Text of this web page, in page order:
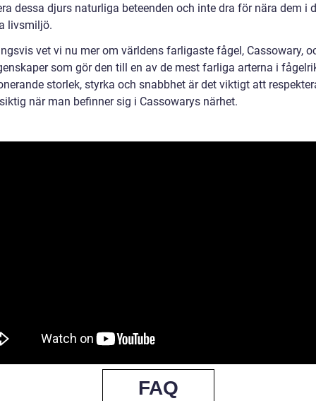
dessa djurs naturliga beteenden och inte dra för nära dem i
livsmiljö.
vet vi nu mer om världens farligaste fågel, Cassowary,
som gör den till en av de mest farliga arterna i
storlek, styrka och snabbhet är det viktigt att
när man befinner sig i Cassowarys närhet.
FAQ